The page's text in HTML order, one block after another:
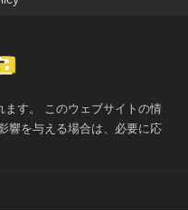
ます。 このウェブサイトの情
響を与える場合は、必要に応